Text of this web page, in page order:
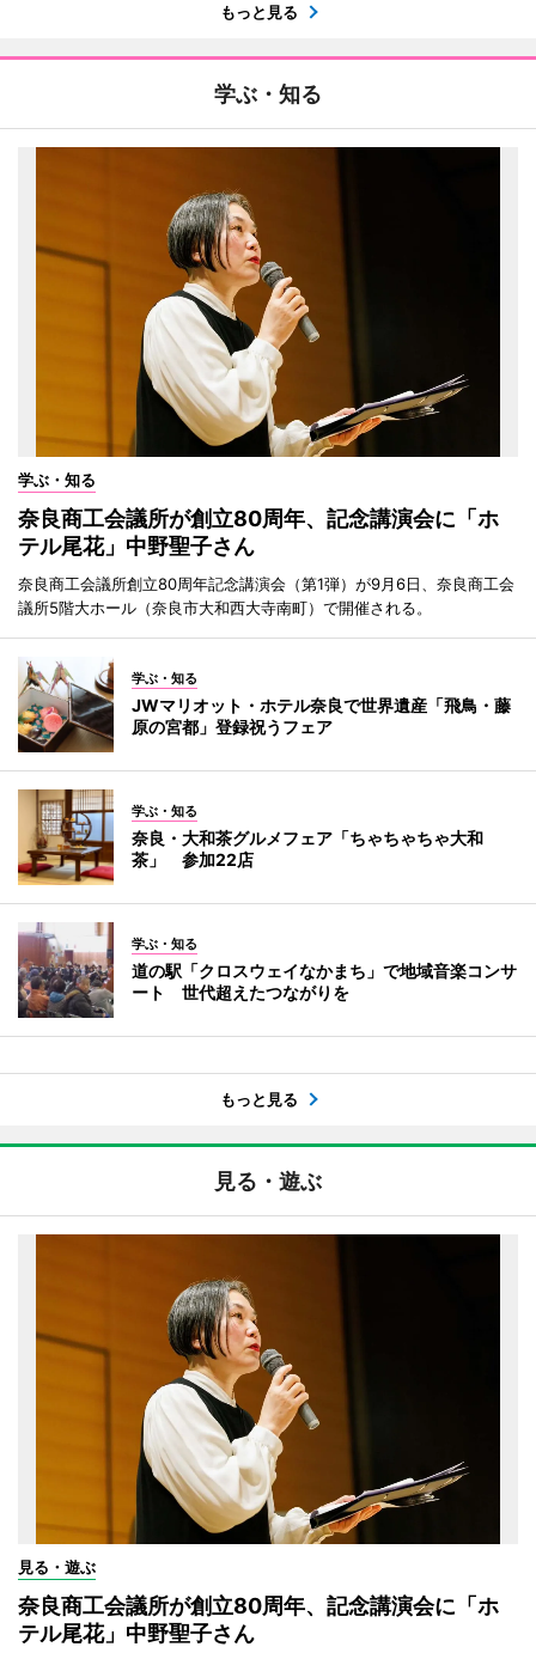
もっと見る
学ぶ・知る
学ぶ・知る
奈良商工会議所が創立80周年、記念講演会に「ホ
テル尾花」中野聖子さん
奈良商工会議所創立80周年記念講演会（第1弾）が9月6日、奈良商工会
議所5階大ホール（奈良市大和西大寺南町）で開催される。
学ぶ・知る
JWマリオット・ホテル奈良で世界遺産「飛鳥・藤
原の宮都」登録祝うフェア
学ぶ・知る
奈良・大和茶グルメフェア「ちゃちゃちゃ大和
茶」 参加22店
学ぶ・知る
道の駅「クロスウェイなかまち」で地域音楽コンサ
ート 世代超えたつながりを
もっと見る
見る・遊ぶ
見る・遊ぶ
奈良商工会議所が創立80周年、記念講演会に「ホ
テル尾花」中野聖子さん